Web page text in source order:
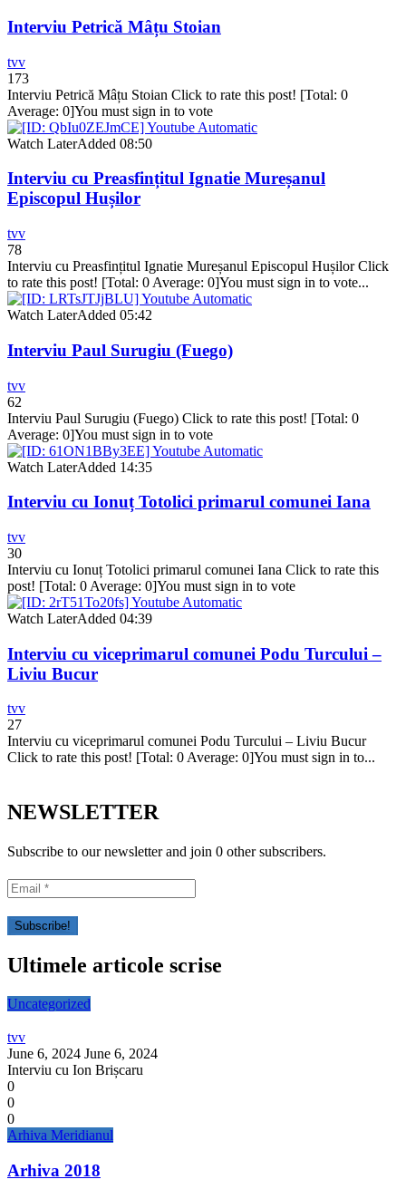
Interviu Petrică Mâțu Stoian
tvv
173
Interviu Petrică Mâțu Stoian Click to rate this post! [Total: 0
Average: 0]You must sign in to vote
Watch LaterAdded 08:50
Interviu cu Preasfințitul Ignatie Mureșanul
Episcopul Hușilor
tvv
78
Interviu cu Preasfințitul Ignatie Mureșanul Episcopul Hușilor Click
to rate this post! [Total: 0 Average: 0]You must sign in to vote...
Watch LaterAdded 05:42
Interviu Paul Surugiu (Fuego)
tvv
62
Interviu Paul Surugiu (Fuego) Click to rate this post! [Total: 0
Average: 0]You must sign in to vote
Watch LaterAdded 14:35
Interviu cu Ionuț Totolici primarul comunei Iana
tvv
30
Interviu cu Ionuț Totolici primarul comunei Iana Click to rate this
post! [Total: 0 Average: 0]You must sign in to vote
Watch LaterAdded 04:39
Interviu cu viceprimarul comunei Podu Turcului –
Liviu Bucur
tvv
27
Interviu cu viceprimarul comunei Podu Turcului – Liviu Bucur
Click to rate this post! [Total: 0 Average: 0]You must sign in to...
NEWSLETTER
Subscribe to our newsletter and join 0 other subscribers.
Ultimele articole scrise
Uncategorized
tvv
June 6, 2024 June 6, 2024
Interviu cu Ion Brișcaru
0
0
0
Arhiva Meridianul
Arhiva 2018